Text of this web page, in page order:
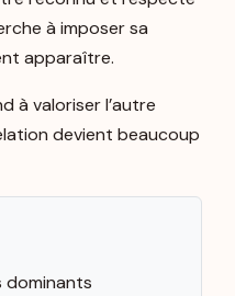
à imposer sa
apparaître.
à valoriser l’autre
devient beaucoup
dominants